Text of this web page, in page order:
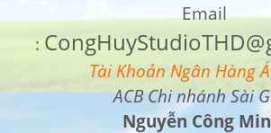
Email
:
Tài Khoản Ngân Hàng
ACB Chi nhánh Sài
Nguyễn Công